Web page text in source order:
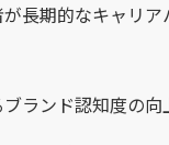
長期的なキャリ
ランド認知度の向